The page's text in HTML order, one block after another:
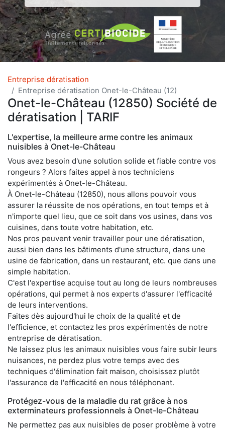
Entreprise dératisation
Entreprise dératisation Onet-le-Château (12)
Onet-le-Château (12850) Société de
dératisation | TARIF
L'expertise, la meilleure arme contre les animaux
nuisibles à Onet-le-Château
Vous avez besoin d'une solution solide et fiable contre vos
rongeurs ? Alors faites appel à nos techniciens
expérimentés à Onet-le-Château.
À Onet-le-Château (12850), nous allons pouvoir vous
assurer la réussite de nos opérations, en tout temps et à
n'importe quel lieu, que ce soit dans vos usines, dans vos
cuisines, dans toute votre habitation, etc.
Nos pros peuvent venir travailler pour une dératisation,
aussi bien dans les bâtiments d'une structure, dans une
usine de fabrication, dans un restaurant, etc. que dans une
simple habitation.
C'est l'expertise acquise tout au long de leurs nombreuses
opérations, qui permet à nos experts d'assurer l'efficacité
de leurs interventions.
Faites dès aujourd'hui le choix de la qualité et de
l'efficience, et contactez les pros expérimentés de notre
entreprise de dératisation.
Ne laissez plus les animaux nuisibles vous faire subir leurs
nuisances, ne perdez plus votre temps avec des
techniques d'élimination fait maison, choisissez plutôt
l'assurance de l'efficacité en nous téléphonant.
Protégez-vous de la maladie du rat grâce à nos
exterminateurs professionnels à Onet-le-Château
Ne permettez pas aux nuisibles de poser problème à votre